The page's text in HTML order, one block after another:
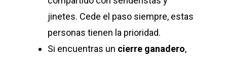
jinetes. Cede el paso siempre, estas
personas tienen la prioridad.
Si encuentras un cierre ganadero,